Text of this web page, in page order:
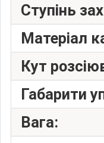
Ступінь
Матеріал
Кут
Габарити
Вага: